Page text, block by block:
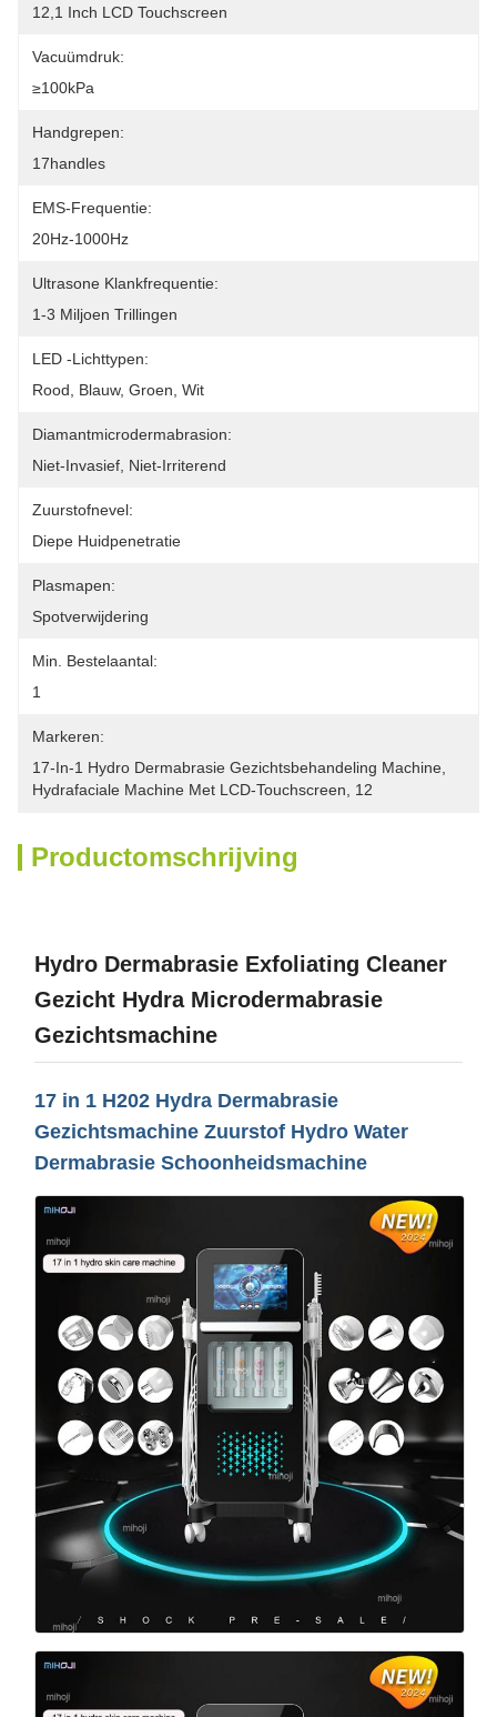
12,1 Inch LCD Touchscreen
Vacuümdruk:
≥100kPa
Handgrepen:
17handles
EMS-Frequentie:
20Hz-1000Hz
Ultrasone Klankfrequentie:
1-3 Miljoen Trillingen
LED -lichttypen:
Rood, Blauw, Groen, Wit
Diamantmicrodermabrasion:
Niet-Invasief, Niet-Irriterend
Zuurstofnevel:
Diepe Huidpenetratie
Plasmapen:
Spotverwijdering
Min. Bestelaantal:
1
Markeren:
17-In-1 Hydro Dermabrasie Gezichtsbehandeling Machine
Hydrafaciale Machine Met LCD-Touchscreen
12
Productomschrijving
Hydro Dermabrasie Exfoliating Cleaner
Gezicht Hydra Microdermabrasie
Gezichtsmachine
17 in 1 H202 Hydra Dermabrasie
Gezichtsmachine Zuurstof Hydro Water
Dermabrasie Schoonheidsmachine